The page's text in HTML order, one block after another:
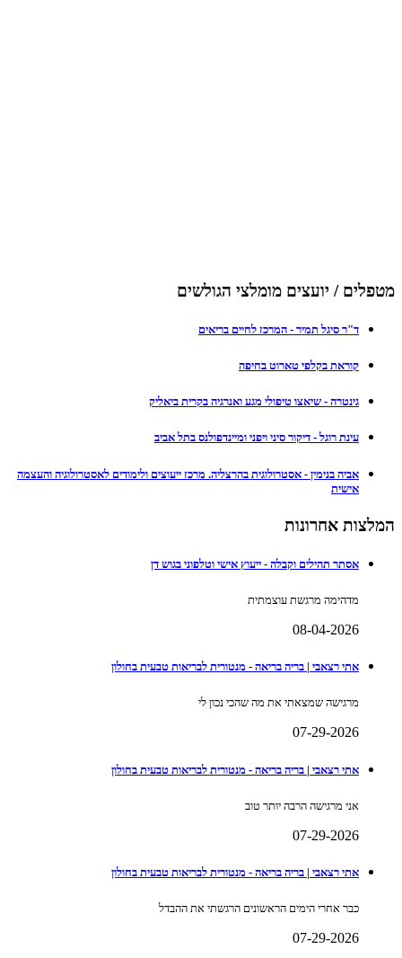
מטפלים / יועצים מומלצי הגולשים
ד"ר סיגל תמיר - המרכז לחיים בריאים
קוראת בקלפי טארוט בחיפה
גינטרה - שיאצו טיפולי מגע ואנרגיה בקרית ביאליק
עינת רוגל - דיקור סיני ויפני ומיינדפולנס בתל אביב
אביה בנימין - אסטרולוגית בהרצליה. מרכז ייעוצים ולימודים לאסטרולוגיה והעצמה
אישית
המלצות אחרונות
אסתר תהילים וקבלה - ייעוץ אישי וטלפוני בגוש דן
מדהימה מרגשת עוצמתית
08-04-2026
אתי רצאבי | בריה בריאה - מנטורית לבריאות טבעית בחולון
מרגישה שמצאתי את מה שהכי נכון לי
07-29-2026
אתי רצאבי | בריה בריאה - מנטורית לבריאות טבעית בחולון
אני מרגישה הרבה יותר טוב
07-29-2026
אתי רצאבי | בריה בריאה - מנטורית לבריאות טבעית בחולון
כבר אחרי הימים הראשונים הרגשתי את ההבדל
07-29-2026